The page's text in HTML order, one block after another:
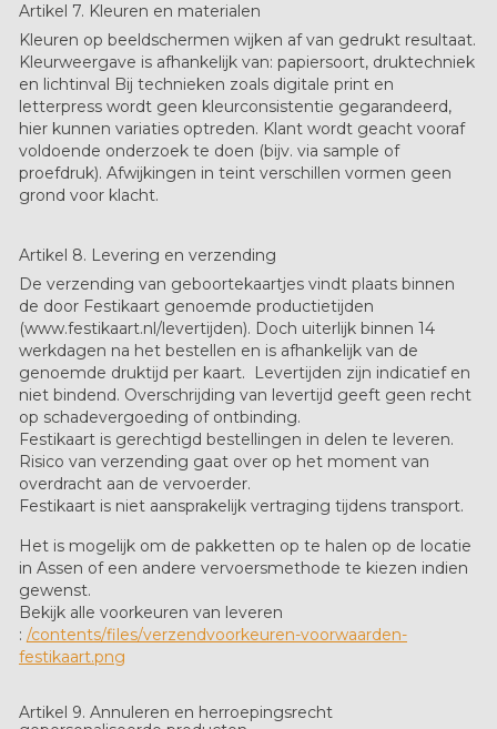
Artikel 7. Kleuren en materialen
Kleuren op beeldschermen wijken af van gedrukt resultaat.
Kleurweergave is afhankelijk van: papiersoort, druktechniek
en lichtinval Bij technieken zoals digitale print en
letterpress wordt geen kleurconsistentie gegarandeerd,
hier kunnen variaties optreden. Klant wordt geacht vooraf
voldoende onderzoek te doen (bijv. via sample of
proefdruk). Afwijkingen in teint verschillen vormen geen
grond voor klacht.
Artikel 8. Levering en verzending
De verzending van geboortekaartjes vindt plaats binnen
de door Festikaart genoemde productietijden
(www.festikaart.nl/levertijden). Doch uiterlijk binnen 14
werkdagen na het bestellen en is afhankelijk van de
genoemde druktijd per kaart. Levertijden zijn indicatief en
niet bindend. Overschrijding van levertijd geeft geen recht
op schadevergoeding of ontbinding.
Festikaart is gerechtigd bestellingen in delen te leveren.
Risico van verzending gaat over op het moment van
overdracht aan de vervoerder.
Festikaart is niet aansprakelijk vertraging tijdens transport.
Het is mogelijk om de pakketten op te halen op de locatie
in Assen of een andere vervoersmethode te kiezen indien
gewenst.
Bekijk alle voorkeuren van leveren
: /contents/files/verzendvoorkeuren-voorwaarden-
festikaart.png
Artikel 9. Annuleren en herroepingsrecht